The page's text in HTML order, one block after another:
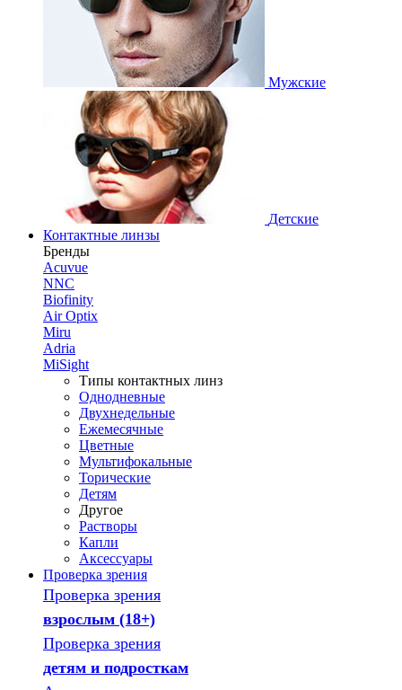
Мужские
Детские
Контактные линзы
Бренды
Acuvue
NNC
Biofinity
Air Optix
Miru
Adria
MiSight
Типы контактных линз
Однодневные
Двухнедельные
Ежемесячные
Цветные
Мультифокальные
Торические
Детям
Другое
Растворы
Капли
Аксессуары
Проверка зрения
Проверка зрения
взрослым (18+)
Проверка зрения
детям и подросткам